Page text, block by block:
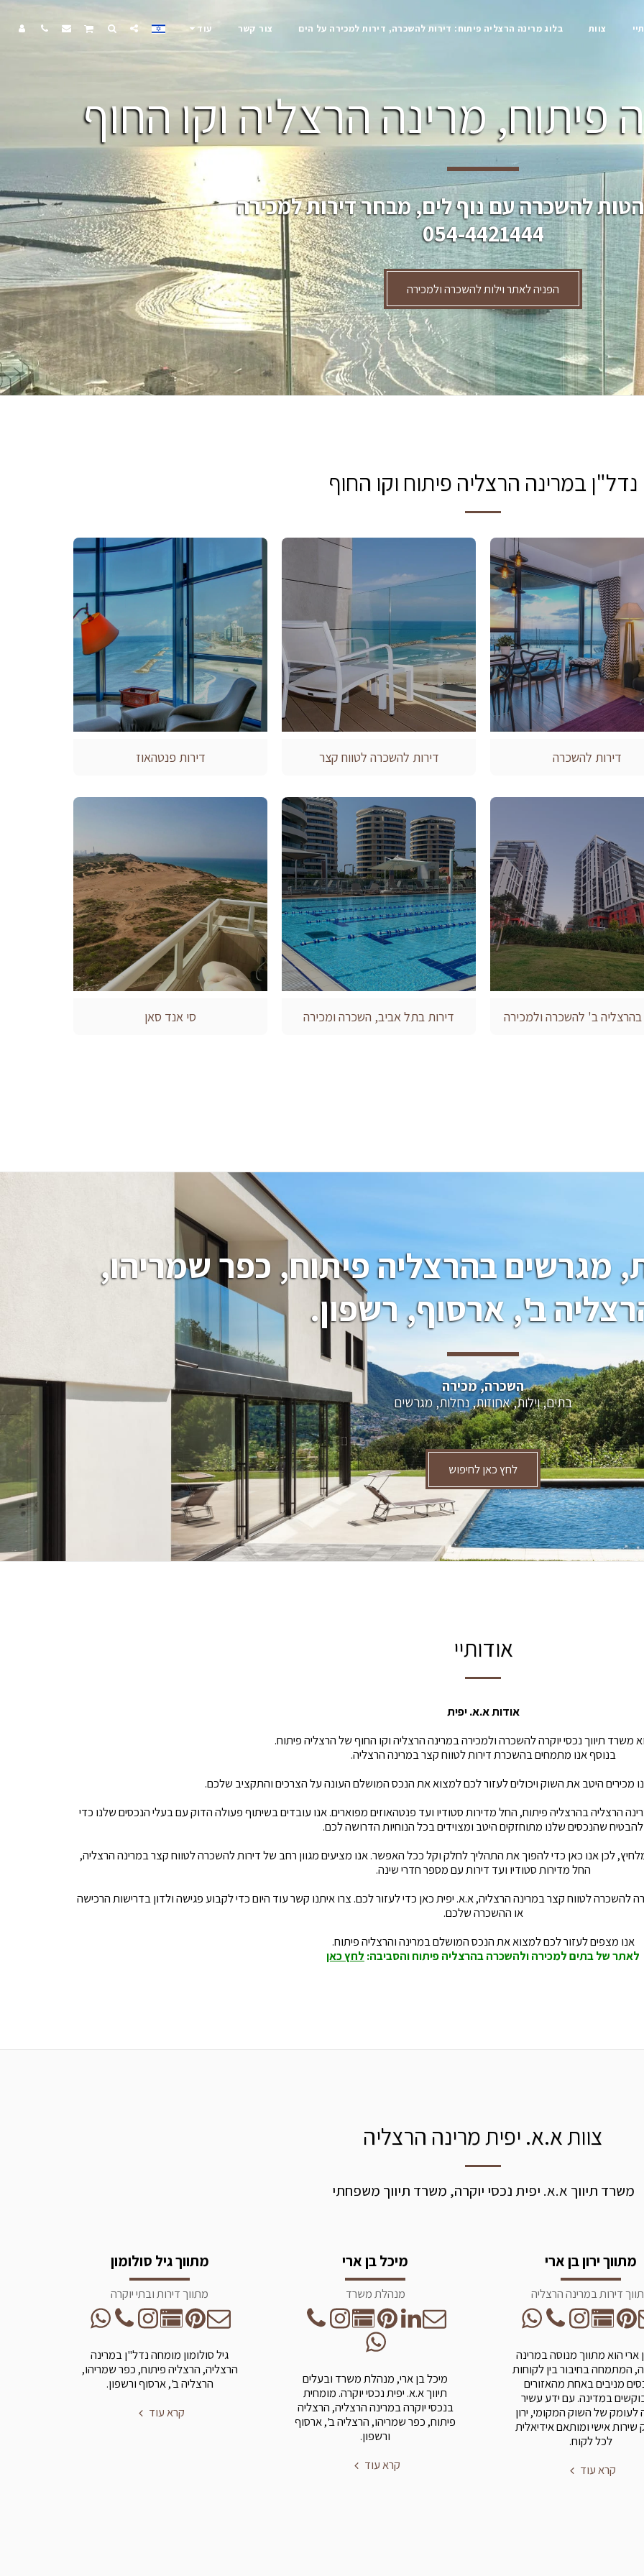
צוות בלוג מרינה הרצליה פיתוח: דירות להשכרה, דירות למכירה על הים צור קשר עוד
פיתוח, מרינה הרצליה וקו החוף
להשכרה עם נוף לים, מבחר דירות למכירה
054-4421444
הפניה לאתר וילות להשכרה ולמכירה
נדל"ן במרינה הרצליה פיתוח וקו החוף
דירות להשכרה דירות להשכרה לטווח קצר דירות פנטהאוז
בהרצליה ב' להשכרה ולמכירה דירות בתל אביב, השכרה ומכירה סי אנד סאן
ב', ארסוף, רשפון.
השכרה, מכירה
בתים, וילות, אחוזות, נחלות, מגרשים
לחץ כאן לחיפוש
אודותיי
אודות א.א. יפית
משרד תיווך נכסי יוקרה להשכרה ולמכירה במרינה הרצליה וקו החוף של הרצליה פיתוח.
בנוסף אנו מתמחים בהשכרת דירות לטווח קצר במרינה הרצליה.
מכירים היטב את השוק ויכולים לעזור לכם למצוא את הנכס המושלם העונה על הצרכים והתקציב שלכם.
הרצליה בהרצליה פיתוח, החל מדירות סטודיו ועד פנטהאוזים מפוארים. אנו עובדים בשיתוף פעולה הדוק עם בעלי הנכסים שלנו כדי
להבטיח שהנכסים שלנו מתוחזקים היטב ומצוידים בכל הנוחיות הדרושה לכם.
לכן אנו כאן כדי להפוך את התהליך לחלק וקל ככל האפשר. אנו מציעים מגוון רחב של דירות להשכרה לטווח קצר במרינה הרצליה,
החל מדירות סטודיו ועד דירות עם מספר חדרי שינה.
להשכרה לטווח קצר במרינה הרצליה, א.א. יפית כאן כדי לעזור לכם. צרו איתנו קשר עוד היום כדי לקבוע פגישה ולדון בדרישות הרכישה
או ההשכרה שלכם.
אנו מצפים לעזור לכם למצוא את הנכס המושלם במרינה והרצליה פיתוח.
לאתר של בתים למכירה ולהשכרה בהרצליה פיתוח והסביבה: לחץ כאן
צוות א.א. יפית מרינה הרצליה
משרד תיווך א.א. יפית נכסי יוקרה, משרד תיווך משפחתי
מתווך ירון בן ארי
דירות במרינה הרצליה
ארי הוא מתווך מנוסה במרינה
המתמחה בחיבור בין לקוחות
מניבים באחת מהאזורים
במדינה. עם ידע עשיר
לעומק של השוק המקומי, ירון
אישי ומותאם אידיאלית
לכל לקוח.
קרא עוד
מיכל בן ארי
מנהלת משרד
מיכל בן ארי, מנהלת משרד ובעלים
תיווך א.א. יפית נכסי יוקרה. מומחית
בנכסי יוקרה במרינה הרצליה, הרצליה
פיתוח, כפר שמריהו, הרצליה ב', ארסוף
ורשפון.
קרא עוד
מתווך גיל סולומון
מתווך דירות ובתי יוקרה
גיל סולומון מומחה נדל"ן במרינה
הרצליה, הרצליה פיתוח, כפר שמריהו,
הרצליה ב', ארסוף ורשפון.
קרא עוד